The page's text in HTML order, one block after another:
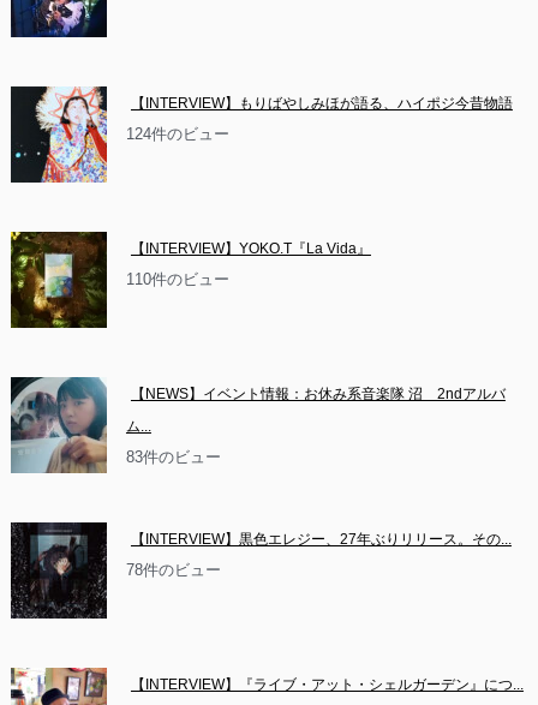
【INTERVIEW】もりばやしみほが語る、ハイポジ今昔物語
124件のビュー
【INTERVIEW】YOKO.T『La Vida』
110件のビュー
【NEWS】イベント情報：お休み系音楽隊 沼　2ndアルバ
ム...
83件のビュー
【INTERVIEW】黒色エレジー、27年ぶりリリース。その...
78件のビュー
【INTERVIEW】『ライブ・アット・シェルガーデン』につ...